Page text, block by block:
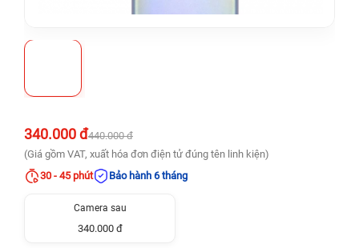
340.000 đ440.000 đ
(Giá gồm VAT, xuất hóa đơn điện tử đúng tên linh kiện)
30 - 45 phút
Bảo hành 6 tháng
Camera sau
340.000 đ